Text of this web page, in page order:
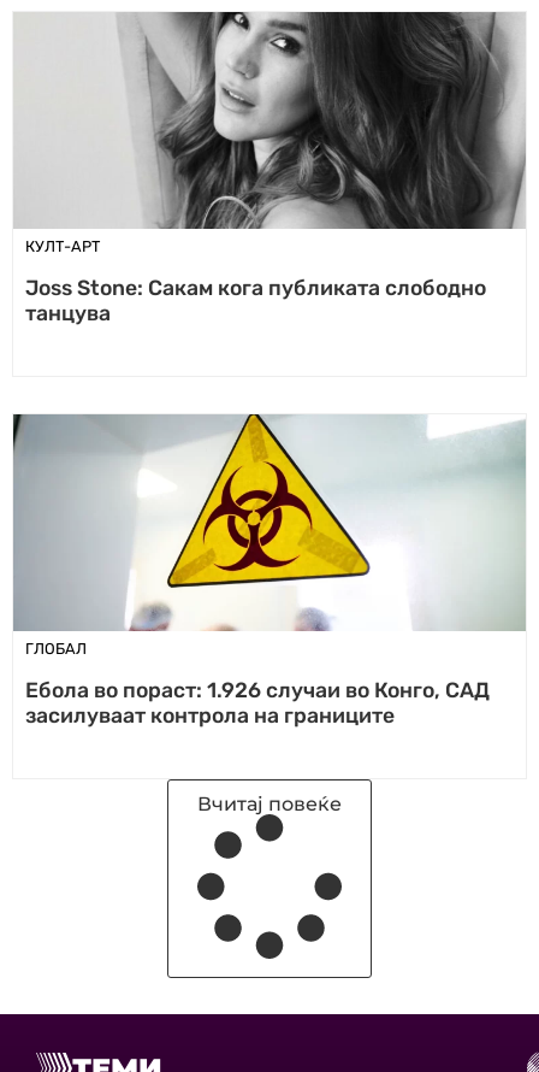
КУЛТ-АРТ
Joss Stone: Сакам кога публиката слободно
танцува
ГЛОБАЛ
Ебола во пораст: 1.926 случаи во Конго, САД
засилуваат контрола на границите
Вчитај повеќе